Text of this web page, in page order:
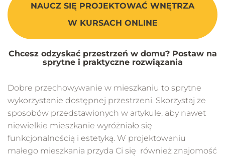
NAUCZ SIĘ PROJEKTOWAĆ WNĘTRZA
W KURSACH ONLINE
Chcesz odzyskać przestrzeń w domu? Postaw na
sprytne i praktyczne rozwiązania
Dobre przechowywanie w mieszkaniu to sprytne
wykorzystanie dostępnej przestrzeni. Skorzystaj ze
sposobów przedstawionych w artykule, aby nawet
niewielkie mieszkanie wyróżniało się
funkcjonalnością i estetyką. W projektowaniu
małego mieszkania przyda Ci się również znajomość